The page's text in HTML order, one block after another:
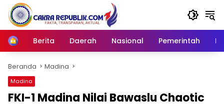
Langsung
konten
Home
Berita Daerah Nasional Pemerintah
Beranda Madina
Madina
FKI-1 Madina Nilai Bawaslu Chaotic